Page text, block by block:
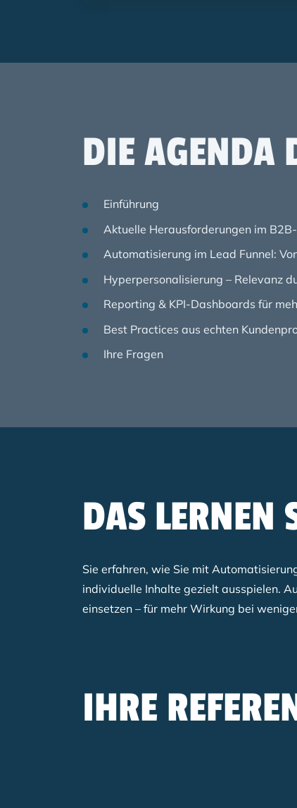
DIE AGENDA
Einführung
Aktuelle Herausforderungen im
Automatisierung im Lead Funnel:
Hyperpersonalisierung – Relevanz
Reporting & KPI-Dashboards für
Best Practices aus echten
Ihre Fragen
DAS
Sie erfahren, wie Sie mit
individuelle Inhalte gezielt ausspielen.
einsetzen – für mehr Wirkung bei
IHRE